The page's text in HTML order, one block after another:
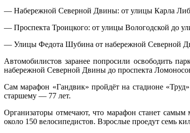
— Набережной Северной Двины: от улицы Карла
— Проспекта Троицкого: от улицы Вологодской до
— Улицы Федота Шубина от набережной Северной
Автомобилистов заранее попросили освободить
набережной Северной Двины до проспекта
Сам марафон «Гандвик» пройдёт на стадионе
старшему — 77 лет.
Организаторы отмечают, что марафон станет
около 150 велосипедистов. Взрослые проедут семь